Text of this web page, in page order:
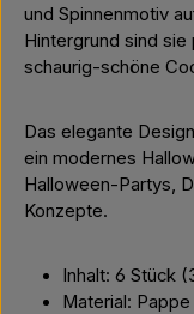
und Spinnenmotiv
Hintergrund sind
schaurig-schöne
Das elegante
ein modernes
Halloween-Partys,
Konzepte.
Inhalt: 6 Stück
Material: Pappe